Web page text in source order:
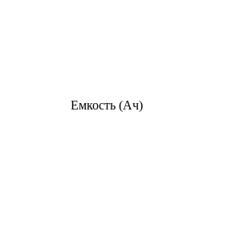
Емкость (Ач)